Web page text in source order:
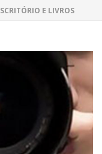
E LIVROS